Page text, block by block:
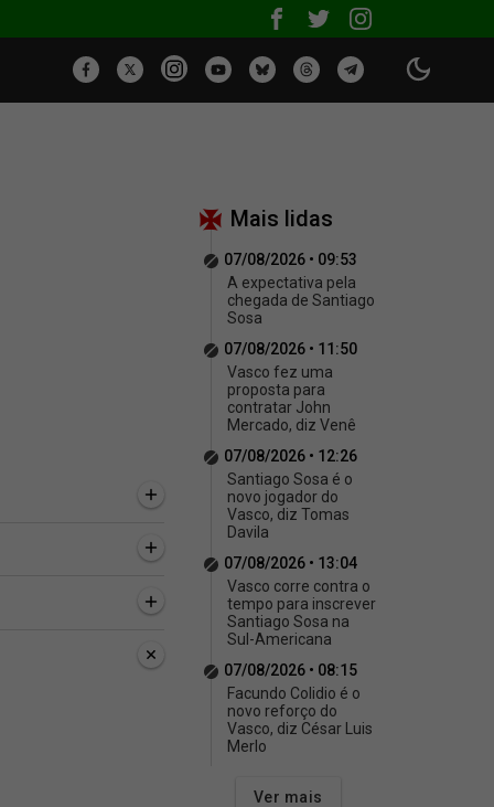
Mais lidas
07/08/2026 • 09:53
A expectativa pela
chegada de Santiago
Sosa
07/08/2026 • 11:50
Vasco fez uma
proposta para
contratar John
Mercado, diz Venê
07/08/2026 • 12:26
Santiago Sosa é o
novo jogador do
Vasco, diz Tomas
Davila
07/08/2026 • 13:04
Vasco corre contra o
tempo para inscrever
Santiago Sosa na
Sul-Americana
07/08/2026 • 08:15
Facundo Colidio é o
novo reforço do
Vasco, diz César Luis
Merlo
Ver mais